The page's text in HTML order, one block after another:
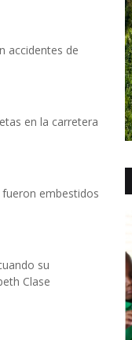
accidentes de
en la carretera
embestidos
su
Clase